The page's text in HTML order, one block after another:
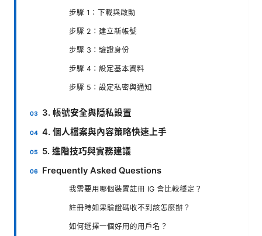
步驟 1：下載與啟動
步驟 2：建立新帳號
步驟 3：驗證身份
步驟 4：設定基本資料
步驟 5：設定私密與通知
3. 帳號安全與隱私設置
4. 個人檔案與內容策略快速上手
5. 進階技巧與實務建議
Frequently Asked Questions
我需要用哪個裝置註冊 IG 會比較穩定？
註冊時如果驗證碼收不到該怎麼辦？
如何選擇一個好用的用戶名？